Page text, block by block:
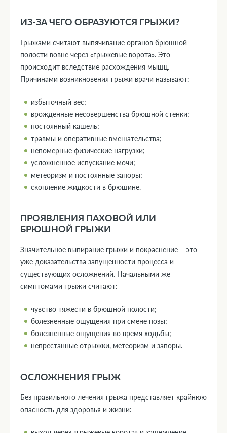
ИЗ-ЗА ЧЕГО ОБРАЗУЮТСЯ ГРЫЖИ?
Грыжами считают выпячивание органов брюшной
полости вовне через «грыжевые ворота». Это
происходит вследствие расхождения мышц.
Причинами возникновения грыжи врачи называют:
избыточный вес;
врожденные несовершенства брюшной стенки;
постоянный кашель;
травмы и оперативные вмешательства;
непомерные физические нагрузки;
усложненное испускание мочи;
метеоризм и постоянные запоры;
скопление жидкости в брюшине.
ПРОЯВЛЕНИЯ ПАХОВОЙ ИЛИ
БРЮШНОЙ ГРЫЖИ
Значительное выпирание грыжи и покраснение – это
уже доказательства запущенности процесса и
существующих осложнений. Начальными же
симптомами грыжи считают:
чувство тяжести в брюшной полости;
болезненные ощущения при смене позы;
болезненные ощущения во время ходьбы;
непрестанные отрыжки, метеоризм и запоры.
ОСЛОЖНЕНИЯ ГРЫЖ
Без правильного лечения грыжа представляет крайнюю
опасность для здоровья и жизни: